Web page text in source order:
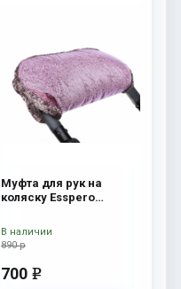
Муфта для рук на
коляску Esspero
890 р
700 e
В наличии